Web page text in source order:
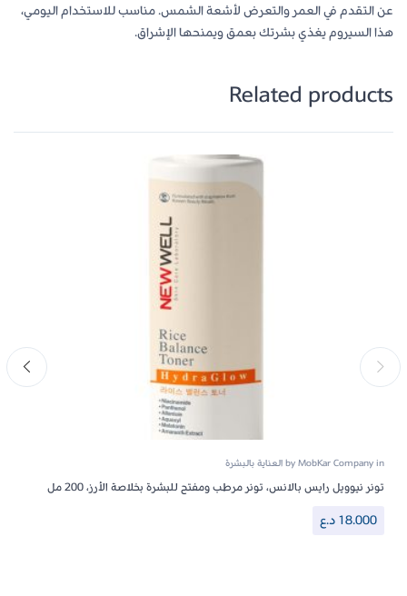
عن التقدم في العمر والتعرض لأشعة الشمس. مناسب للاستخدام اليومي،
هذا السيروم يغذي بشرتك بعمق ويمنحها الإشراق.
Related products
byMobKar Companyin العناية بالبشرة
تونر نيوويل رايس بالانس، تونر مرطب ومفتح للبشرة بخلاصة الأرز، 200 مل
18.000د.ع